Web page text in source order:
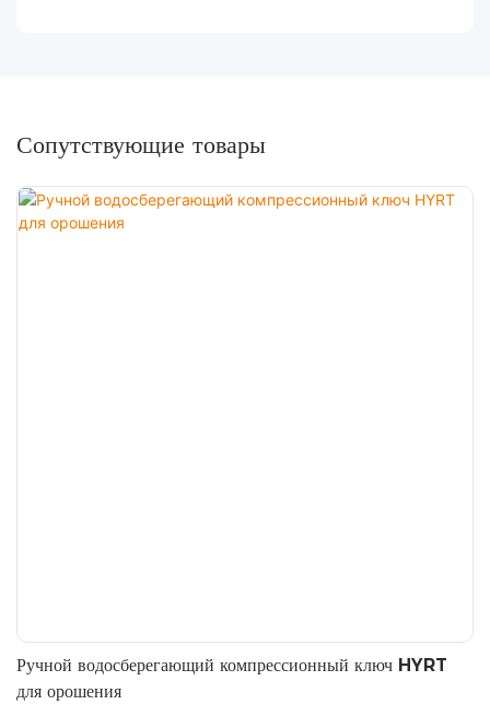
Сопутствующие товары
Ручной водосберегающий компрессионный ключ HYRT
для орошения